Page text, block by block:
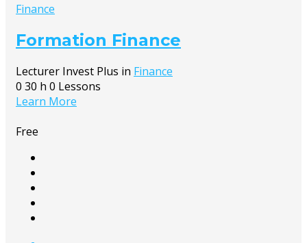
Finance
Formation Finance
Lecturer Invest Plus in Finance
0 30 h 0 Lessons
Learn More
Free